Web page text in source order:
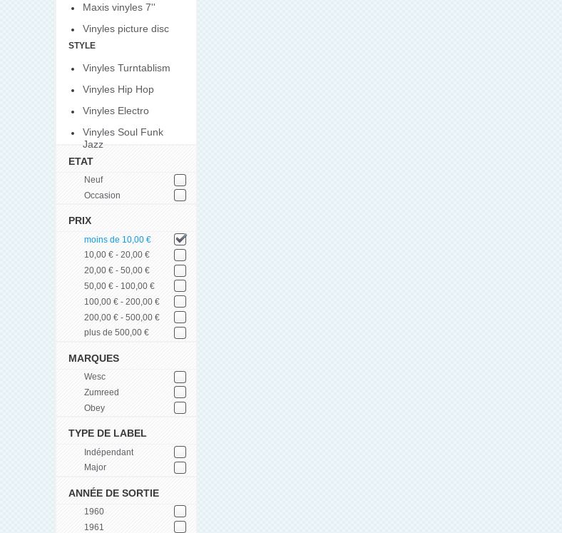
Maxis vinyles 7''
Vinyles picture disc
STYLE
Vinyles Turntablism
Vinyles Hip Hop
Vinyles Electro
Vinyles Soul Funk
Jazz
ETAT
Neuf
Occasion
PRIX
moins de 10,00 €
10,00 € - 20,00 €
20,00 € - 50,00 €
50,00 € - 100,00 €
100,00 € - 200,00 €
200,00 € - 500,00 €
plus de 500,00 €
MARQUES
Wesc
Zumreed
Obey
TYPE DE LABEL
Indépendant
Major
ANNÉE DE SORTIE
1960
1961